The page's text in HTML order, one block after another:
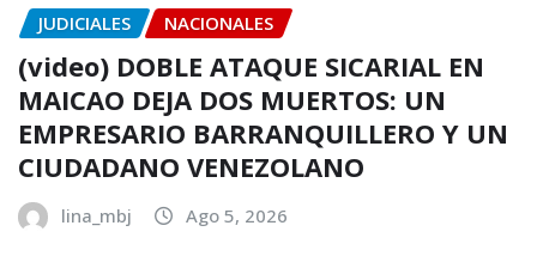
JUDICIALES NACIONALES
(video) DOBLE ATAQUE SICARIAL EN
MAICAO DEJA DOS MUERTOS: UN
EMPRESARIO BARRANQUILLERO Y UN
CIUDADANO VENEZOLANO
lina_mbj Ago 5, 2026